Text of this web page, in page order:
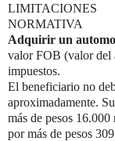
LIMITACIONES
NORMATIVA
Adquirir un
valor FOB (valor del
impuestos.
El beneficiario no
aproximadamente.
más de pesos
por más de pesos